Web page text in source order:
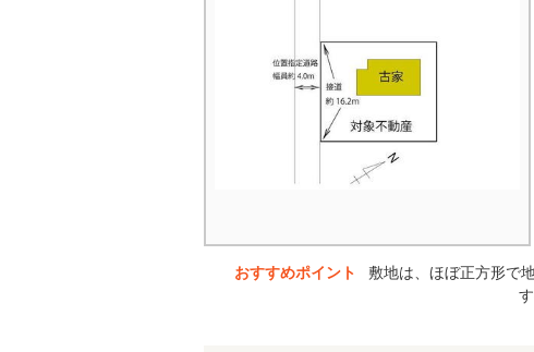
おすすめポイント
敷地は、ほぼ正方形で